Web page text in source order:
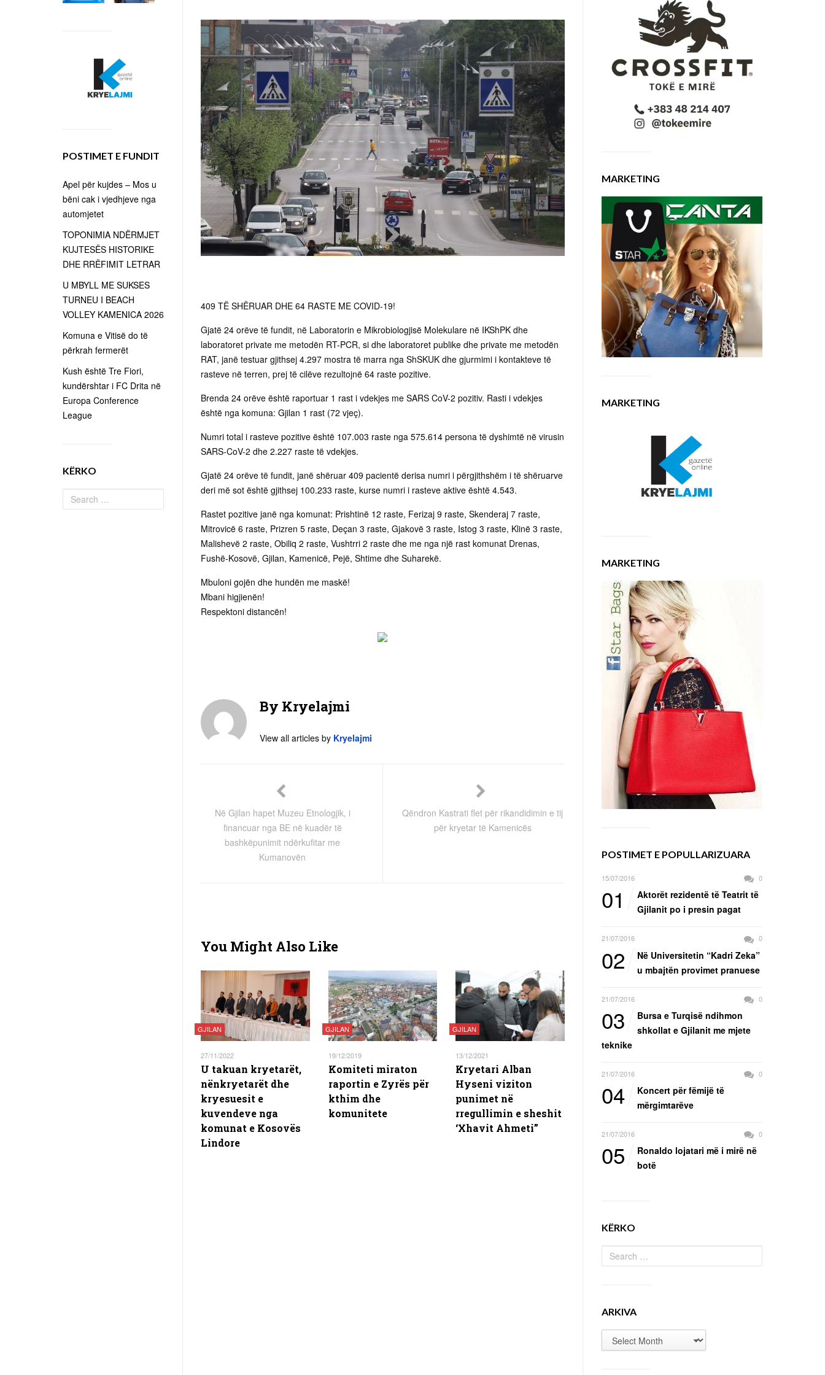
409 TË SHËRUAR DHE 64 RASTE ME COVID-19!
Gjatë 24 orëve të fundit, në Laboratorin e Mikrobiologjisë Molekulare në IKShPK dhe
laboratoret private me metodën RT-PCR, si dhe laboratoret publike dhe private me metodën
RAT, janë testuar gjithsej 4.297 mostra të marra nga ShSKUK dhe gjurmimi i kontakteve të
rasteve në terren, prej të cilëve rezultojnë 64 raste pozitive.
Brenda 24 orëve është raportuar 1 rast i vdekjes me SARS CoV-2 pozitiv. Rasti i vdekjes
është nga komuna: Gjilan 1 rast (72 vjeç).
Numri total i rasteve pozitive është 107.003 raste nga 575.614 persona të dyshimtë në virusin
SARS-CoV-2 dhe 2.227 raste të vdekjes.
Gjatë 24 orëve të fundit, janë shëruar 409 pacientë derisa numri i përgjithshëm i të shëruarve
deri më sot është gjithsej 100.233 raste, kurse numri i rasteve aktive është 4.543.
Rastet pozitive janë nga komunat: Prishtinë 12 raste, Ferizaj 9 raste, Skenderaj 7 raste,
Mitrovicë 6 raste, Prizren 5 raste, Deçan 3 raste, Gjakovë 3 raste, Istog 3 raste, Klinë 3 raste,
Malishevë 2 raste, Obiliq 2 raste, Vushtrri 2 raste dhe me nga një rast komunat Drenas,
Fushë-Kosovë, Gjilan, Kamenicë, Pejë, Shtime dhe Suharekë.
Mbuloni gojën dhe hundën me maskë!
Mbani higjienën!
Respektoni distancën!
By Kryelajmi
View all articles by Kryelajmi
Në Gjilan hapet Muzeu Etnologjik, i
financuar nga BE në kuadër të
bashkëpunimit ndërkufitar me
Kumanovën
Qëndron Kastrati flet për rikandidimin e tij
për kryetar të Kamenicës
You Might Also Like
GJILAN
27/11/2022
U takuan kryetarët,
nënkryetarët dhe
kryesuesit e
kuvendeve nga
komunat e Kosovës
Lindore
GJILAN
19/12/2019
Komiteti miraton
raportin e Zyrës për
kthim dhe
komunitete
GJILAN
13/12/2021
Kryetari Alban
Hyseni viziton
punimet në
rregullimin e sheshit
‘Xhavit Ahmeti”
MARKETING
MARKETING
MARKETING
POSTIMET E POPULLARIZUARA
15/07/2016 0
01
Aktorët rezidentë të Teatrit të
Gjilanit po i presin pagat
21/07/2016 0
02
Në Universitetin “Kadri Zeka”
u mbajtën provimet pranuese
21/07/2016 0
03
Bursa e Turqisë ndihmon
shkollat e Gjilanit me mjete
teknike
21/07/2016 0
04
Koncert për fëmijë të
mërgimtarëve
21/07/2016 0
05
Ronaldo lojatari më i mirë në
botë
KËRKO
ARKIVA
POSTIMET E FUNDIT
Apel për kujdes – Mos u
bëni cak i vjedhjeve nga
automjetet
TOPONIMIA NDËRMJET
KUJTESËS HISTORIKE
DHE RRËFIMIT LETRAR
U MBYLL ME SUKSES
TURNEU I BEACH
VOLLEY KAMENICA 2026
Komuna e Vitisë do të
përkrah fermerët
Kush është Tre Fiori,
kundërshtar i FC Drita në
Europa Conference
League
KËRKO